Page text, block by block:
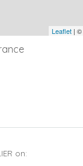
Leaflet | ©
on: